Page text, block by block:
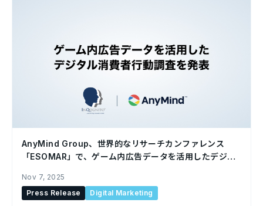
AnyMind Group、世界的なリサーチカンファレンス
「ESOMAR」で、ゲーム内広告データを活用したデジタ
Nov 7, 2025
Press Release
Digital Marketing